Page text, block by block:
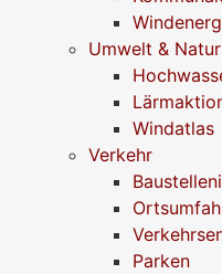
Umwelt & Natur
Windatlas
Verkehr
Parken